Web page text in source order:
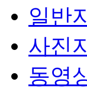
일반
사진
동영